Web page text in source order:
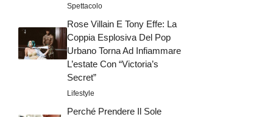
Spettacolo
Rose Villain E Tony Effe: La
Coppia Esplosiva Del Pop
Urbano Torna Ad Infiammare
L’estate Con “Victoria’s
Secret”
Lifestyle
Perché Prendere Il Sole